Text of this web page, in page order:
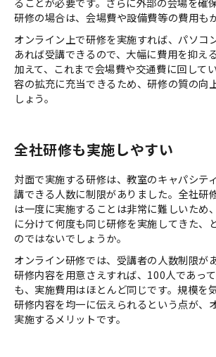
研修の場合は、会場費や設備費等の費用も
オンライン上で研修を実施すれば、パソコ
あれば受講できるので、大幅に費用を抑え
加えて、これまで会場費や交通費に回して
容の拡充に充当できるため、研修の質の向
しょう。
全社研修も実施しやすい
対面で実施する研修は、教室のキャパシテ
講できる人数に制限がありました。全社研
は一度に実施することは非常に難しいため
に分けて何度も同じ研修を実施してきた、
のではないでしょうか。
オンライン研修では、受講者の人数制限が
研修内容を用意さえすれば、100人であっ
も、実施費用はほとんど同じです。規模を
研修内容を均一に伝えられるという点が、
実施するメリットです。